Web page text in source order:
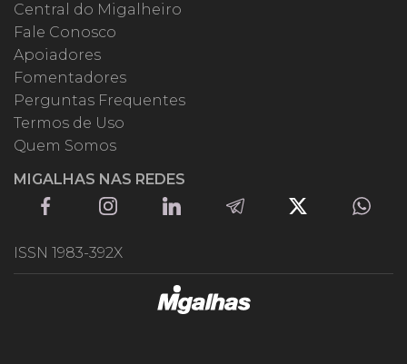
Central do Migalheiro
Fale Conosco
Apoiadores
Fomentadores
Perguntas Frequentes
Termos de Uso
Quem Somos
MIGALHAS NAS REDES
ISSN 1983-392X